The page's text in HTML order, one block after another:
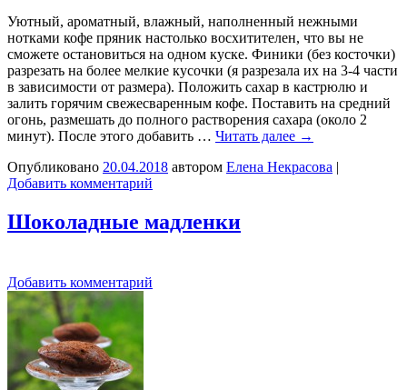
Уютный, ароматный, влажный, наполненный нежными
нотками кофе пряник настолько восхитителен, что вы не
сможете остановиться на одном куске. Финики (без косточки)
разрезать на более мелкие кусочки (я разрезала их на 3-4 части
в зависимости от размера). Положить сахар в кастрюлю и
залить горячим свежесваренным кофе. Поставить на средний
огонь, размешать до полного растворения сахара (около 2
минут). После этого добавить … Читать далее →
Опубликовано 20.04.2018 автором Елена Некрасова |
Добавить комментарий
Шоколадные мадленки
Добавить комментарий